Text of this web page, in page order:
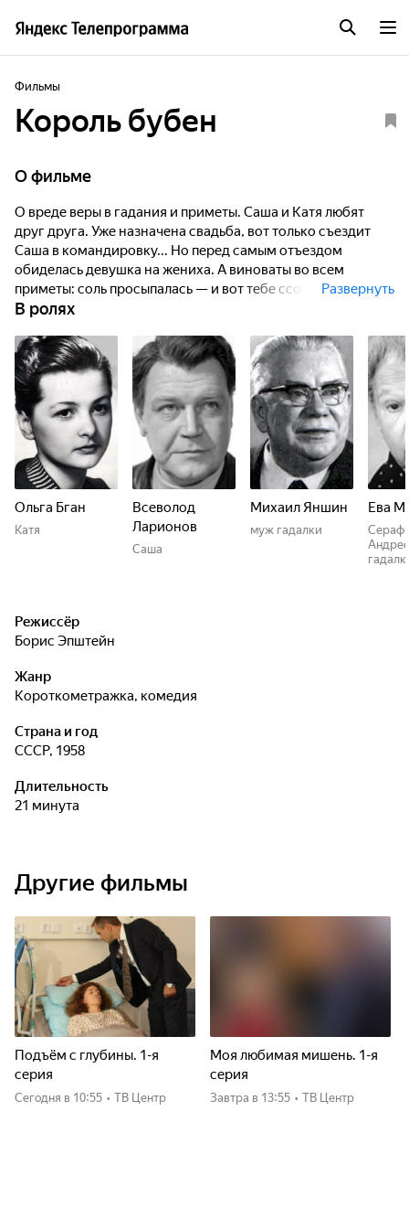
Фильмы
Король бубен
О фильме
О вреде веры в гадания и приметы. Саша и Катя любят
друг друга. Уже назначена свадьба, вот только съездит
Саша в командировку... Но перед самым отъездом
обиделась девушка на жениха. А виноваты во всем
приметы: соль просыпалась — и вот тебе ссора. Правда,
провожать Сашу она вышла. Но, как назло, кошка дорогу
опоздала Катя к поезду...
Развернуть
В ролях
Ольга Бган
Катя
Всеволод
Ларионов
Саша
Михаил Яншин
муж гадалки
Ева
Режиссёр
Борис Эпштейн
Жанр
короткометражка, комедия
Страна и год
СССР, 1958
Длительность
21 минута
Другие фильмы
Подъём с глубины. 1-я
серия
Сегодня в 10:55 • ТВ Центр
Моя любимая мишень. 1-я
серия
Завтра в 13:55 • ТВ Центр